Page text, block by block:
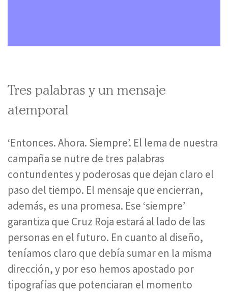
Tres palabras y un mensaje
atemporal
‘Entonces. Ahora. Siempre’. El lema de nuestra
campaña se nutre de tres palabras
contundentes y poderosas que dejan claro el
paso del tiempo. El mensaje que encierran,
además, es una promesa. Ese ‘siempre’
garantiza que Cruz Roja estará al lado de las
personas en el futuro. En cuanto al diseño,
teníamos claro que debía sumar en la misma
dirección, y por eso hemos apostado por
tipografías que potenciaran el momento